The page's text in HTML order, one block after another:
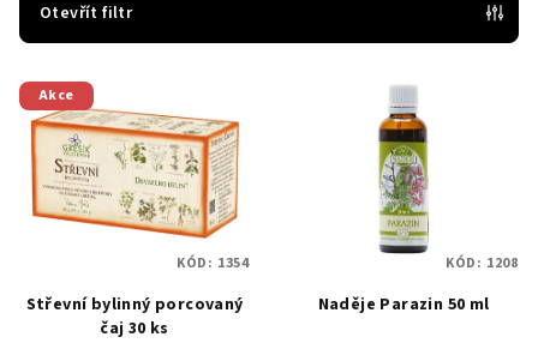
r
o
d
Otevřít filtr
V
ý Akce
Střevní bylinný porcovaný
čaj 30 ks
KÓD: 1354
Naděje Parazin 50 ml
KÓD: 1208